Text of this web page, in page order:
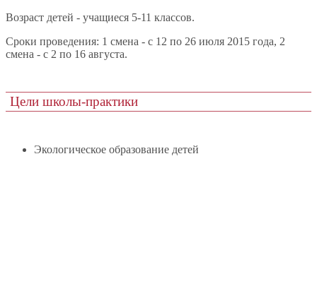
Возраст детей - учащиеся 5-11 классов.
Сроки проведения: 1 смена - с 12 по 26 июля 2015 года, 2
смена - с 2 по 16 августа.
Цели школы-практики
Экологическое образование детей